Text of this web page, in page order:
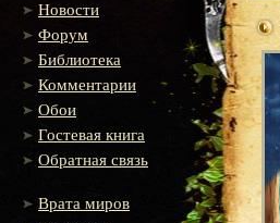
Новости
Форум
Библиотека
Комментарии
Обои
Гостевая книга
Обратная связь
Врата миров